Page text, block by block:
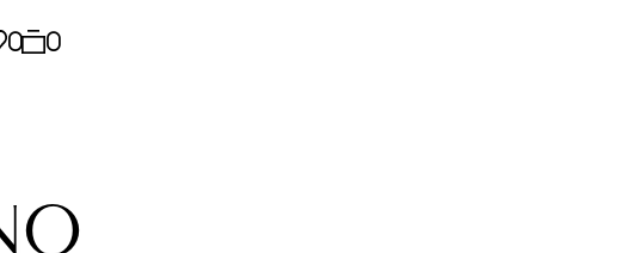
0 0